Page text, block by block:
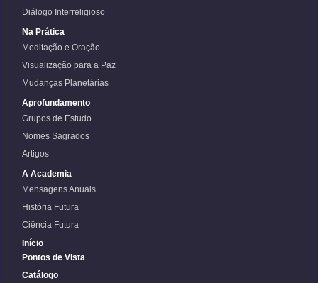
Diálogo Interreligioso
Na Prática
Meditação e Oração
Visualização para a Paz
Mudanças Planetárias
Aprofundamento
Grupos de Estudo
Nomes Sagrados
Artigos
A Academia
Mensagens Anuais
História Futura
Ciência Futura
Início
Pontos de Vista
Catálogo